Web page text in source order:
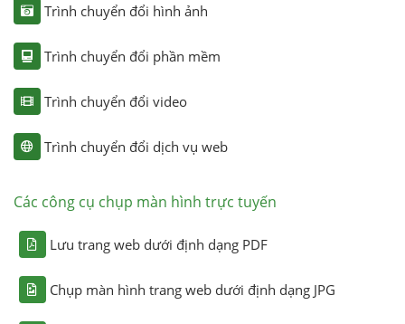
Trình chuyển đổi hình ảnh
Trình chuyển đổi phần mềm
Trình chuyển đổi video
Trình chuyển đổi dịch vụ web
Các công cụ chụp màn hình trực tuyến
Lưu trang web dưới định dạng PDF
Chụp màn hình trang web dưới định dạng JPG